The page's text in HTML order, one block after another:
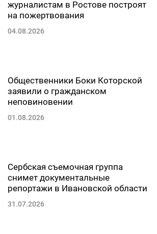
журналистам в Ростове построят
на пожертвования
04.08.2026
Общественники Боки Которской
заявили о гражданском
неповиновении
01.08.2026
Сербская съемочная группа
снимет документальные
репортажи в Ивановской области
31.07.2026